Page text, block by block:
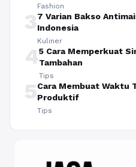
Fashion
37 Varian Bakso
Indonesia
Kuliner
45 Cara Memperkuat
Tambahan
Tips
5Cara Membuat Waktu
Produktif
Tips